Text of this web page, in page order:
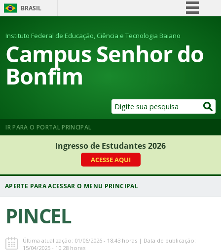
BRASIL
Comunica BR
Participe
Instituto Federal de Educação, Ciência e Tecnologia Baiano
Campus Senhor do
Bonfim
IR PARA O PORTAL PRINCIPAL
Ingresso de Estudantes 2026
ACESSE AQUI
PINCEL
Última atualização: 01/06/2026 - 18:43 horas | Data de publicação:
15/04/2025 - 10:28 horas